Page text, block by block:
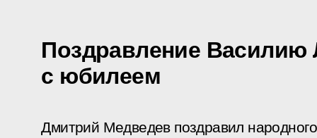
Поздравление Василию
с юбилеем
Дмитрий Медведев поздравил